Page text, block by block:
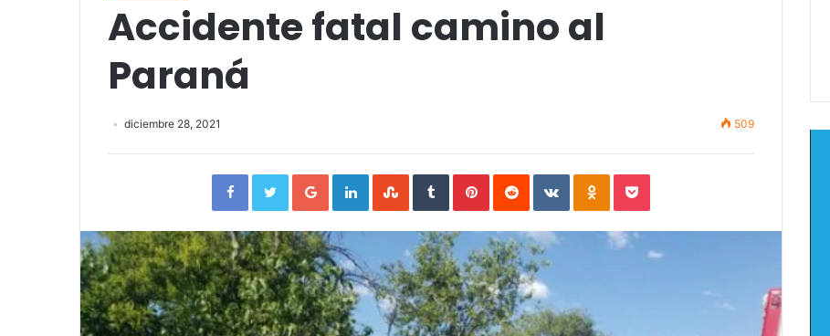
Accidente fatal camino al
Paraná
diciembre 28, 2021 509
FacebookTwitterGoogle+LinkedInStumbleUpon
TumblrPinterestReddit VKontakteOdnoklassniki
Pocket